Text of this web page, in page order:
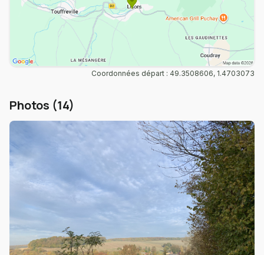
Coordonnées départ : 49.3508606, 1.4703073
Photos (14)